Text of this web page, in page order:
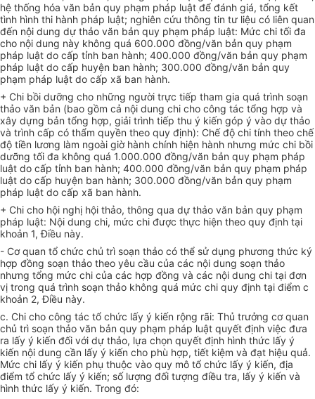
hệ thống hóa văn bản quy phạm pháp luật để đánh giá, tổng kết
tình hình thi hành pháp luật; nghiên cứu thông tin tư liệu có liên quan
đến nội dung dự thảo văn bản quy phạm pháp luật: Mức chi tối đa
cho nội dung này không quá 600.000 đồng/văn bản quy phạm
pháp luật do cấp tỉnh ban hành; 400.000 đồng/văn bản quy phạm
pháp luật do cấp huyện ban hành; 300.000 đồng/văn bản quy
phạm pháp luật do cấp xã ban hành.
+ Chi bồi dưỡng cho những người trực tiếp tham gia quá trình soạn
thảo văn bản (bao gồm cả nội dung chi cho công tác tổng hợp và
xây dựng bản tổng hợp, giải trình tiếp thu ý kiến góp ý vào dự thảo
và trình cấp có thẩm quyền theo quy định): Chế độ chi tính theo chế
độ tiền lương làm ngoài giờ hành chính hiện hành nhưng mức chi bồi
dưỡng tối đa không quá 1.000.000 đồng/văn bản quy phạm pháp
luật do cấp tỉnh ban hành; 400.000 đồng/văn bản quy phạm pháp
luật do cấp huyện ban hành; 300.000 đồng/văn bản quy phạm
pháp luật do cấp xã ban hành.
+ Chi cho hội nghị hội thảo, thông qua dự thảo văn bản quy phạm
pháp luật: Nội dung chi, mức chi được thực hiện theo quy định tại
khoản 1, Điều này.
- Cơ quan tổ chức chủ trì soạn thảo có thể sử dụng phương thức ký
hợp đồng soạn thảo theo yêu cầu của các nội dung soạn thảo
nhưng tổng mức chi của các hợp đồng và các nội dung chi tại đơn
vị trong quá trình soạn thảo không quá mức chi quy định tại điểm c
khoản 2, Điều này.
c. Chi cho công tác tổ chức lấy ý kiến rộng rãi: Thủ trưởng cơ quan
chủ trì soạn thảo văn bản quy phạm pháp luật quyết định việc đưa
ra lấy ý kiến đối với dự thảo, lựa chọn quyết định hình thức lấy ý
kiến nội dung cần lấy ý kiến cho phù hợp, tiết kiệm và đạt hiệu quả.
Mức chi lấy ý kiến phụ thuộc vào quy mô tổ chức lấy ý kiến, địa
điểm tổ chức lấy ý kiến; số lượng đối tượng điều tra, lấy ý kiến và
hình thức lấy ý kiến. Trong đó: